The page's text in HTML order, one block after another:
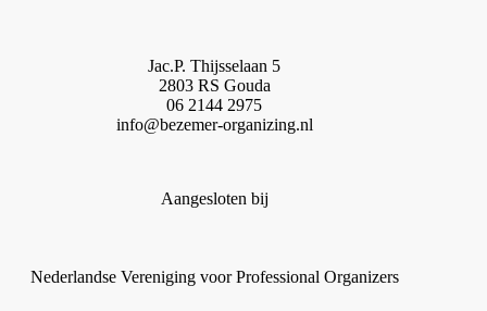
Jac.P. Thijsselaan 5
2803 RS Gouda
06 2144 2975
info@bezemer-organizing.nl
Aangesloten bij
Nederlandse Vereniging voor Professional Organizers